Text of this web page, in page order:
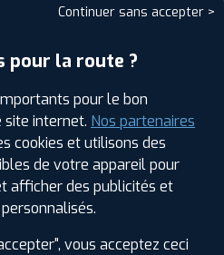
Prix unitaire
FAIRE INSTALLER CE
AT2 XTREME
75 R 15 104S
EAN : 8808563552248
Été
Continuer sans accepter >
pour la route ?
pour le bon
internet. Nos partenaires
cookies et utilisons des
de votre appareil pour
afficher des publicités et
vous acceptez ceci